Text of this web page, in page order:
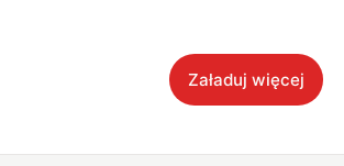
Załaduj więcej